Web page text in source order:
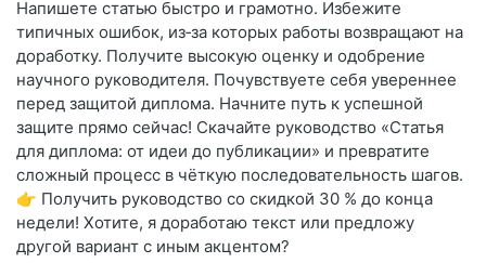
Напишете статью быстро и грамотно. Избежите
типичных ошибок, из‑за которых работы возвращают на
доработку. Получите высокую оценку и одобрение
научного руководителя. Почувствуете себя увереннее
перед защитой диплома. Начните путь к успешной
защите прямо сейчас! Скачайте руководство «Статья
для диплома: от идеи до публикации» и превратите
сложный процесс в чёткую последовательность шагов.
👉 Получить руководство со скидкой 30 % до конца
недели! Хотите, я доработаю текст или предложу
другой вариант с иным акцентом?